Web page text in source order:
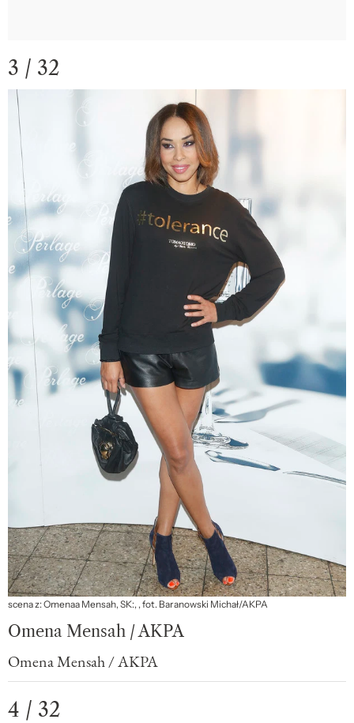
3 / 32
scena z: Omenaa Mensah, SK:, , fot. Baranowski Michał/AKPA
Omena Mensah / AKPA
Omena Mensah / AKPA
4 / 32